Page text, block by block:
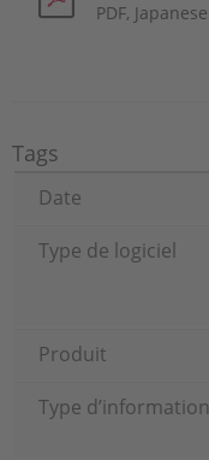
PDF, Japanese
Tags
Date
Type de logiciel
Produit
Type d’information